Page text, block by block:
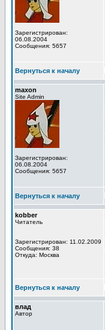
Зарегистрирован:
06.08.2004
Сообщения: 5657
Вернуться к началу
maxon
Site Admin
Зарегистрирован:
06.08.2004
Сообщения: 5657
Вернуться к началу
kobber
Читатель
Зарегистрирован: 11.02.2009
Сообщения: 38
Откуда: Москва
Вернуться к началу
влад
Автор